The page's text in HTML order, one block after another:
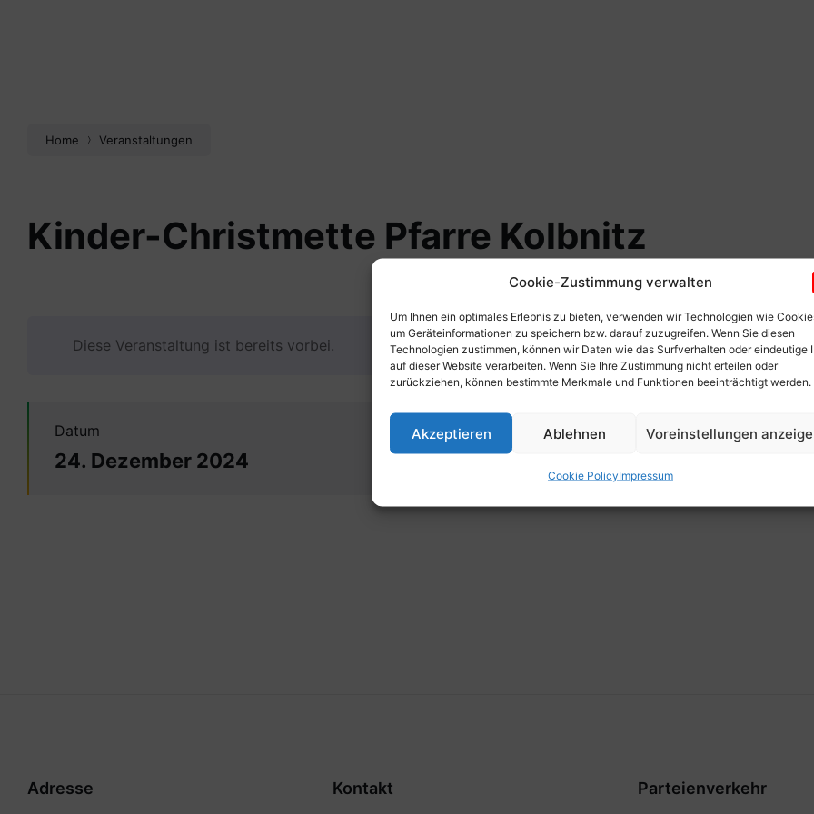
Cookie-Zustimmung verwalten
Um Ihnen ein optimales Erlebnis zu bieten, verwenden wir Technologien wie
um Geräteinformationen zu speichern bzw. darauf zuzugreifen. Wenn Sie diesen
Technologien zustimmen, können wir Daten wie das Surfverhalten oder eindeutige
auf dieser Website verarbeiten. Wenn Sie Ihre Zustimmung nicht erteilen oder
zurückziehen, können bestimmte Merkmale und Funktionen beeinträchtigt werden.
Akzeptieren Ablehnen Voreinstellungen
Cookie PolicyImpressum
Home Veranstaltungen
Kinder-Christmette Pfarre Kolbnitz
Diese Veranstaltung ist bereits vorbei.
Datum
24. Dezember 2024
Zeit
Adresse Kontakt Parteienverkehr